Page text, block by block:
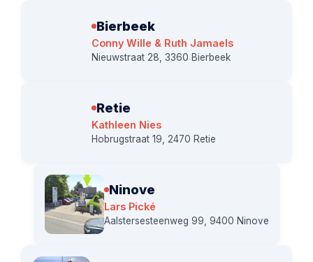
Bierbeek
Conny Wille & Ruth Jamaels
Nieuwstraat 28, 3360 Bierbeek
Retie
Kathleen Nies
Hobrugstraat 19, 2470 Retie
Ninove
Lars Pické
Aalstersesteenweg 99, 9400 Ninove